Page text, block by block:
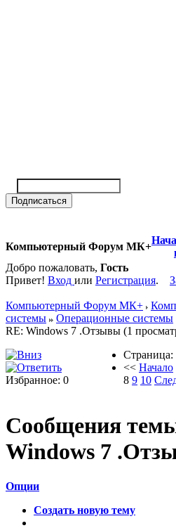
Компьютерный Форум МК+
Добро пожаловать, Гость
Привет! Вход или Регистрация.
Компьютерный Форум МК+
системы
Операционные системы
RE: Windows 7 .Отзывы (1
Избранное: 0
Страница:
<< Начало
8 9 10
Сообщения
Windows 7
Опции
Создать новую тему